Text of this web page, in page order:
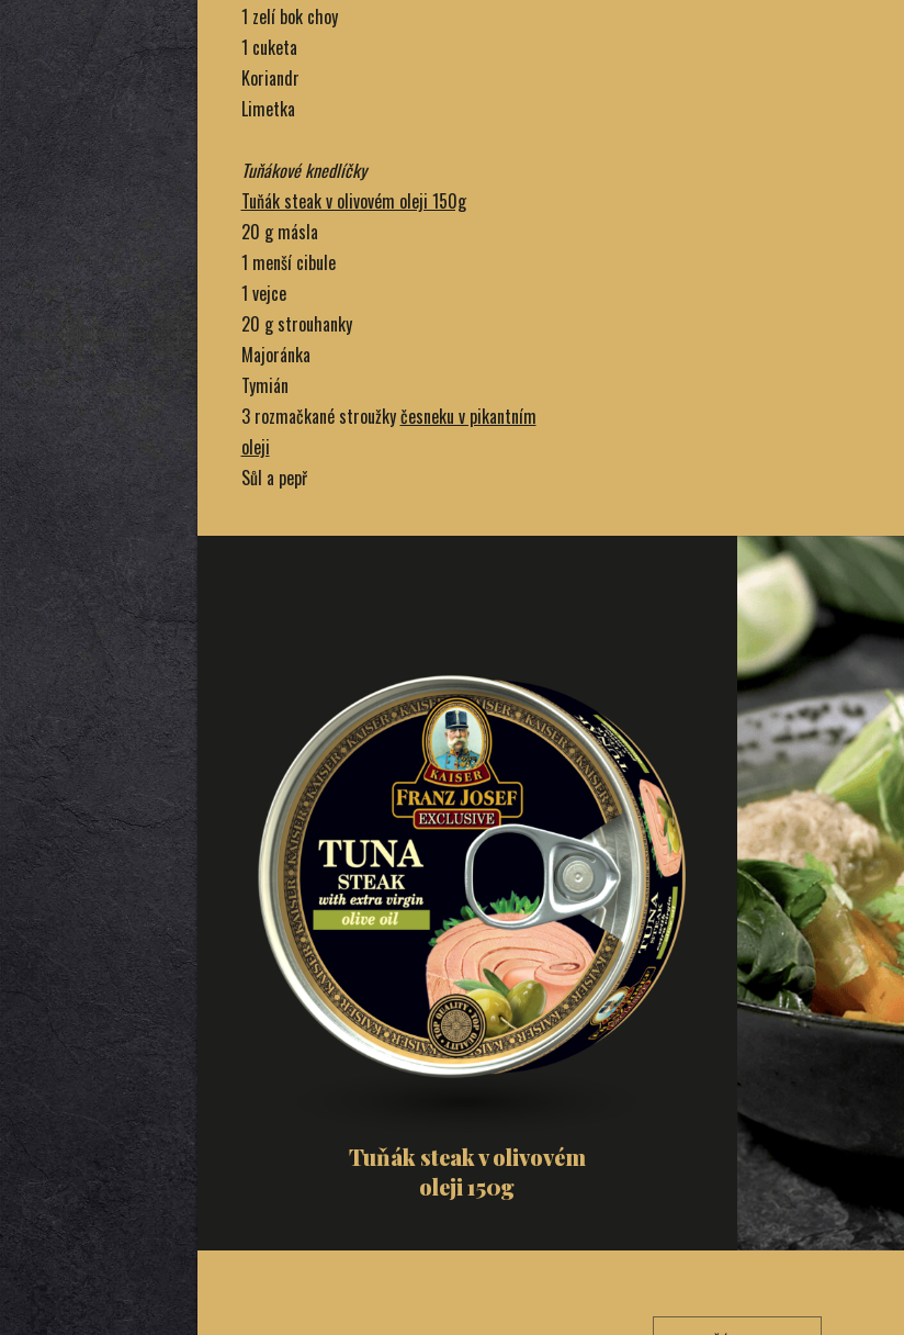
1 zelí bok choy
1 cuketa
Koriandr
Limetka
Tuňákové knedlíčky
Tuňák steak v olivovém oleji 150g
20 g másla
1 menší cibule
1 vejce
20 g strouhanky
Majoránka
Tymián
3 rozmačkané stroužkyčesneku v pikantním
oleji
Sůl a pepř
Tuňák steak v olivovém
oleji 150g